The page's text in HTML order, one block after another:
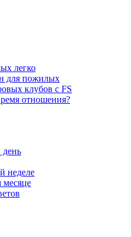
легко
для пожилых
клубов с FS
отношения?
неделе